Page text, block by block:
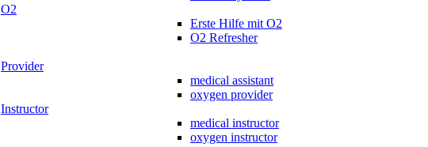
O2
Erste Hilfe mit O2
O2 Refresher
Provider
medical assistant
oxygen provider
Instructor
medical instructor
oxygen instructor